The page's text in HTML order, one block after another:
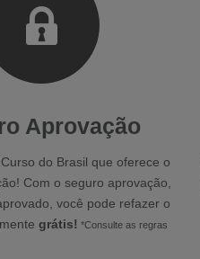
Aprovação
do Brasil que oferece o
Com o seguro aprovação,
você pode refazer o
grátis! *Consulte as regras